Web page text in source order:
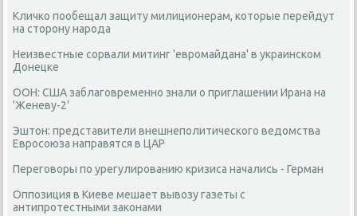
Кличко пообещал защиту милиционерам, которые перейдут
на сторону народа
Неизвестные сорвали митинг 'евромайдана' в украинском
Донецке
ООН: США заблаговременно знали о приглашении Ирана на
'Женеву-2'
Эштон: представители внешнеполитического ведомства
Евросоюза направятся в ЦАР
Переговоры по урегулированию кризиса начались - Герман
Оппозиция в Киеве мешает вывозу газеты с
антипротестными законами